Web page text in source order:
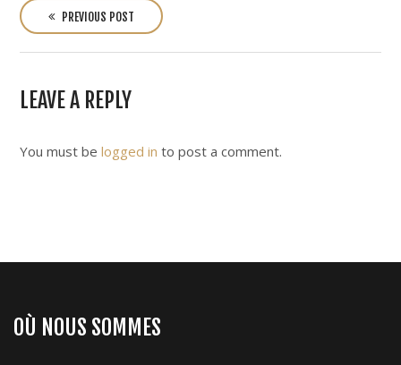
o
s
t
n
a
i
o
PREVIOUS POST
LEAVE A REPLY
You must be logged in to post a comment.
OÙ NOUS SOMMES